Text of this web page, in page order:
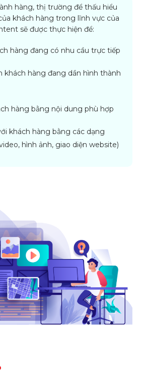
hàng, thị trường để thấu hiểu
khách hàng trong lĩnh vực của
sẽ được thực hiện để:
hàng đang có nhu cầu trực tiếp
khách hàng đang dần hình thành
hàng bằng nội dung phù hợp
khách hàng bằng các dạng
hình ảnh, giao diện website)